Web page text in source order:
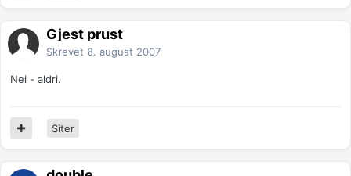
Gjest prust
Skrevet 8. august 2007
Nei - aldri.
Siter